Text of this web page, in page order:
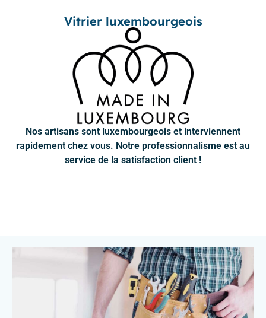
Vitrier luxembourgeois
Nos artisans sont luxembourgeois et interviennent
rapidement chez vous. Notre professionnalisme est au
service de la satisfaction client !